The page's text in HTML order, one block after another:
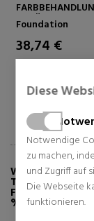
Diese
Notwendige
zu machen,
und Zugriff auf
Die Webseite
funktionieren.
SCHÖNE HAUT, EIN
FRISCHES,
AUSSEHEN
Foundation
38,74 €
0
WEITERE
FÜR EINEN
%